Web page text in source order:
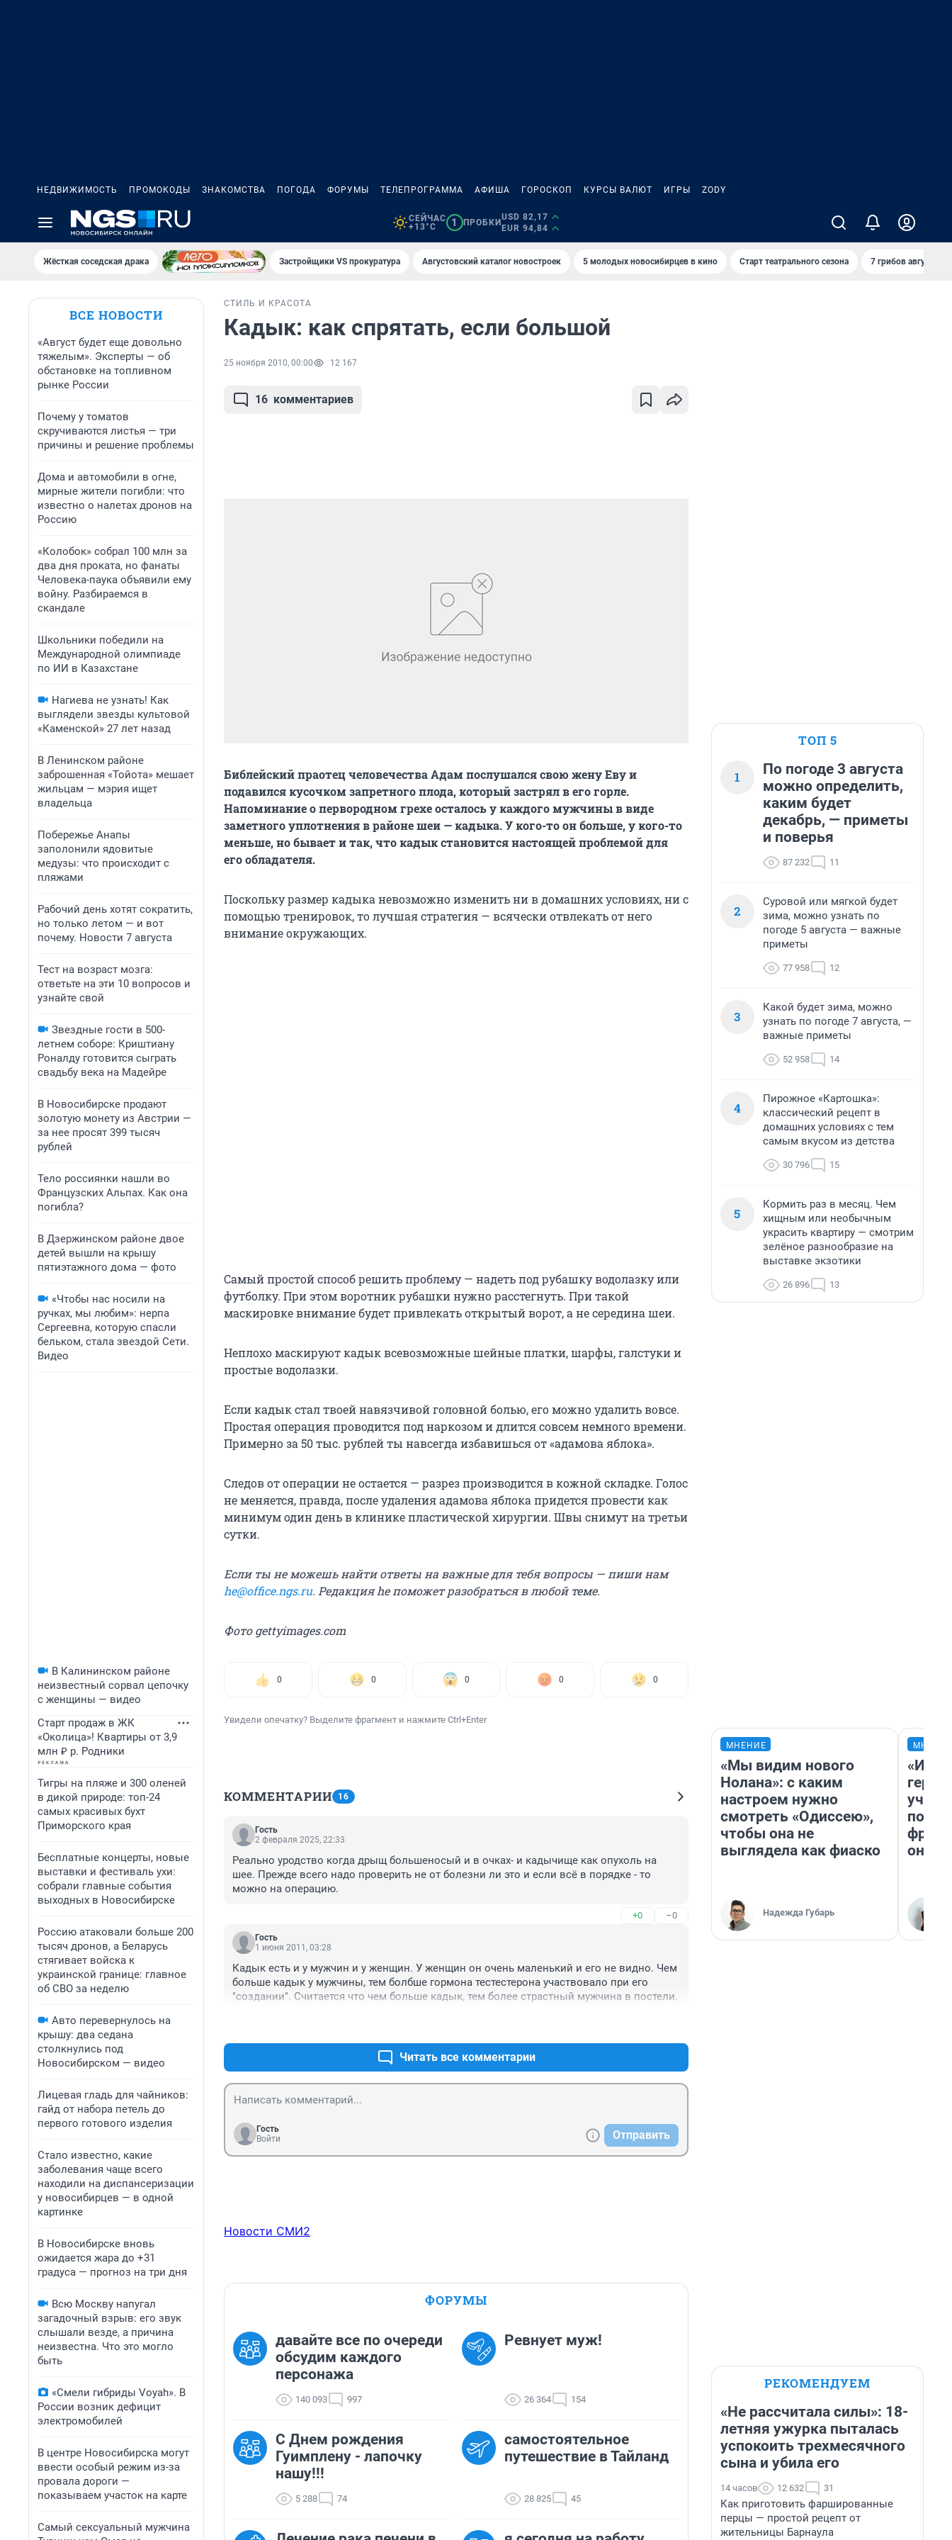
НЕДВИЖИМОСТЬ ПРОМОКОДЫ ЗНАКОМСТВА ПОГОДА ФОРУМЫ ТЕЛЕПРОГРАММА АФИША ГОРОСКОП КУРСЫ ВАЛЮТ ИГРЫ ZODY
СЕЙЧАС
+13°C
1 ПРОБКИ
USD 82,17
EUR 94,84
Жёсткая соседская драка Застройщики VS прокуратура Августовский каталог новостроек 5 молодых новосибирцев в кино Старт театрального сезона 7 грибов августа
ВСЕ НОВОСТИ
«Август будет еще довольно
тяжелым». Эксперты — об
обстановке на топливном
рынке России
Почему у томатов
скручиваются листья — три
причины и решение проблемы
Дома и автомобили в огне,
мирные жители погибли: что
известно о налетах дронов на
Россию
«Колобок» собрал 100 млн за
два дня проката, но фанаты
Человека-паука объявили ему
войну. Разбираемся в
скандале
Школьники победили на
Международной олимпиаде
по ИИ в Казахстане
Нагиева не узнать! Как
выглядели звезды культовой
«Каменской» 27 лет назад
В Ленинском районе
заброшенная «Тойота» мешает
жильцам — мэрия ищет
владельца
Побережье Анапы
заполонили ядовитые
медузы: что происходит с
пляжами
Рабочий день хотят сократить,
но только летом — и вот
почему. Новости 7 августа
Тест на возраст мозга:
ответьте на эти 10 вопросов и
узнайте свой
Звездные гости в 500-
летнем соборе: Криштиану
Роналду готовится сыграть
свадьбу века на Мадейре
В Новосибирске продают
золотую монету из Австрии —
за нее просят 399 тысяч
рублей
Тело россиянки нашли во
Французских Альпах. Как она
погибла?
В Дзержинском районе двое
детей вышли на крышу
пятиэтажного дома — фото
«Чтобы нас носили на
ручках, мы любим»: нерпа
Сергеевна, которую спасли
бельком, стала звездой Сети.
Видео
В Калининском районе
неизвестный сорвал цепочку
с женщины — видео
Старт продаж в ЖК
«Околица»! Квартиры от 3,9
млн ₽ р. Родники
Тигры на пляже и 300 оленей
в дикой природе: топ-24
самых красивых бухт
Приморского края
Бесплатные концерты, новые
выставки и фестиваль ухи:
собрали главные события
выходных в Новосибирске
Россию атаковали больше 200
тысяч дронов, а Беларусь
стягивает войска к
украинской границе: главное
об СВО за неделю
Авто перевернулось на
крышу: два седана
столкнулись под
Новосибирском — видео
Лицевая гладь для чайников:
гайд от набора петель до
первого готового изделия
Стало известно, какие
заболевания чаще всего
находили на диспансеризации
у новосибирцев — в одной
картинке
В Новосибирске вновь
ожидается жара до +31
градуса — прогноз на три дня
Всю Москву напугал
загадочный взрыв: его звук
слышали везде, а причина
неизвестна. Что это могло
быть
«Смели гибриды Voyah». В
России возник дефицит
электромобилей
В центре Новосибирска могут
ввести особый режим из-за
провала дороги —
показываем участок на карте
Самый сексуальный мужчина
СТИЛЬ И КРАСОТА
Кадык: как спрятать, если большой
25 ноября 2010, 00:00 12 167
16 комментариев
Библейский праотец человечества Адам послушался свою жену Еву и
подавился кусочком запретного плода, который застрял в его горле.
Напоминание о первородном грехе осталось у каждого мужчины в виде
заметного уплотнения в районе шеи — кадыка. У кого-то он больше, у кого-то
меньше, но бывает и так, что кадык становится настоящей проблемой для
его обладателя.
Поскольку размер кадыка невозможно изменить ни в домашних условиях, ни с
помощью тренировок, то лучшая стратегия — всячески отвлекать от него
внимание окружающих.
Самый простой способ решить проблему — надеть под рубашку водолазку или
футболку. При этом воротник рубашки нужно расстегнуть. При такой
маскировке внимание будет привлекать открытый ворот, а не середина шеи.
Неплохо маскируют кадык всевозможные шейные платки, шарфы, галстуки и
простые водолазки.
Если кадык стал твоей навязчивой головной болью, его можно удалить вовсе.
Простая операция проводится под наркозом и длится совсем немного времени.
Примерно за 50 тыс. рублей ты навсегда избавишься от «адамова яблока».
Следов от операции не остается — разрез производится в кожной складке. Голос
не меняется, правда, после удаления адамова яблока придется провести как
минимум один день в клинике пластической хирургии. Швы снимут на третьи
сутки.
Если ты не можешь найти ответы на важные для тебя вопросы — пиши нам
he@office.ngs.ru. Редакция he поможет разобраться в любой теме.
Фото gettyimages.com
0 0 0 0 0
Увидели опечатку? Выделите фрагмент и нажмите Ctrl+Enter
КОММЕНТАРИИ 16
Гость
2 февраля 2025, 22:33
Реально уродство когда дрыщ большеносый и в очках- и кадычище как опухоль на
шее. Прежде всего надо проверить не от болезни ли это и если всё в порядке - то
можно на операцию.
+0 –0
Гость
1 июня 2011, 03:28
Кадык есть и у мужчин и у женщин. У женщин он очень маленький и его не видно. Чем
больше кадык у мужчины, тем болбше гормона тестестерона участвовало при его
"создании". Считается что чем больше кадык, тем более страстный мужчина в постели.
Читать все комментарии
Гость
Войти
Отправить
Новости СМИ2
ФОРУМЫ
давайте все по очереди
обсудим каждого
персонажа
140 093 997
Ревнует муж!
26 364 154
С Днем рождения
Гуимплену - лапочку
нашу!!!
5 288 74
самостоятельное
путешествие в Тайланд
28 825 45
ТОП 5
1
По погоде 3 августа
можно определить,
каким будет
декабрь, — приметы
и поверья
87 232 11
2
Суровой или мягкой будет
зима, можно узнать по
погоде 5 августа — важные
приметы
77 958 12
3
Какой будет зима, можно
узнать по погоде 7 августа, —
важные приметы
52 958 14
4
Пирожное «Картошка»:
классический рецепт в
домашних условиях с тем
самым вкусом из детства
30 796 15
5
Кормить раз в месяц. Чем
хищным или необычным
украсить квартиру — смотрим
зелёное разнообразие на
выставке экзотики
26 896 13
МНЕНИЕ
«Мы видим нового
Нолана»: с каким
настроем нужно
смотреть «Одиссею»,
чтобы она не
выглядела как фиаско
Надежда Губарь
учит
она
РЕКОМЕНДУЕМ
«Не рассчитала силы»: 18-
летняя ужурка пыталась
успокоить трехмесячного
сына и убила его
14 часов 12 632 31
Как приготовить фаршированные
перцы — простой рецепт от
жительницы Барнаула